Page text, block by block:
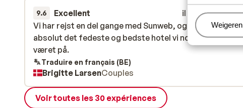
Beheren
Weigeren
9.6 Excellent
il y a 3 semaines
Vi har rejst en del gange med Sunweb, og dette var
absolut det fedeste og bedste hotel vi nogensinde har
været på.
Vi har rejst en del gange med Sunweb, og dette var
absolut det fedeste og bedste hotel vi nogensinde har
været på.
Traduire en français (BE)
Brigitte LarsenCouples
Voir toutes les 30 expériences